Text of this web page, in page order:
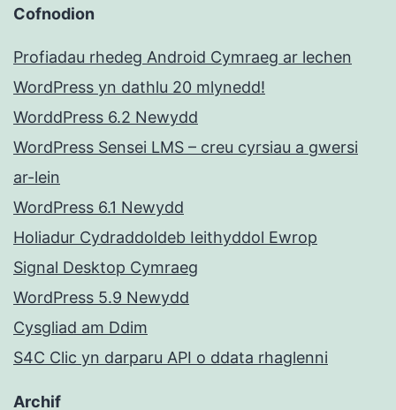
Cofnodion
Profiadau rhedeg Android Cymraeg ar lechen
WordPress yn dathlu 20 mlynedd!
WorddPress 6.2 Newydd
WordPress Sensei LMS – creu cyrsiau a gwersi
ar-lein
WordPress 6.1 Newydd
Holiadur Cydraddoldeb Ieithyddol Ewrop
Signal Desktop Cymraeg
WordPress 5.9 Newydd
Cysgliad am Ddim
S4C Clic yn darparu API o ddata rhaglenni
Archif